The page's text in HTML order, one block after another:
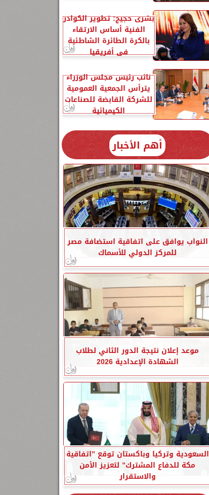
بشرى حجيج: تطوير الكوادر
الفنية أساس الارتقاء
بالكرة الطائرة الشاطئية
في أفريقيا
نائب رئيس مجلس الوزراء
يترأس الجمعية العمومية
للشركة القابضة للصناعات
الكيميائية
أهم الأخبار
النواب يوافق على اتفاقية استضافة مصر
للمركز الدولي للأسماك
موعد إعلان نتيجة الدور الثاني لطلاب
الشهادة الإعدادية 2026
السعودية وتركيا وباكستان توقع ”اتفاقية
مكة للدفاع المشترك” لتعزيز الأمن
والاستقرار